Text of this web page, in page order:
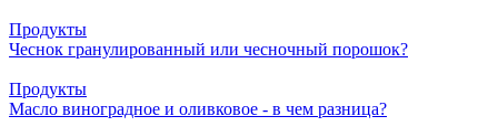
Продукты
Чеснок гранулированный или чесночный порошок?
Продукты
Масло виноградное и оливковое - в чем разница?